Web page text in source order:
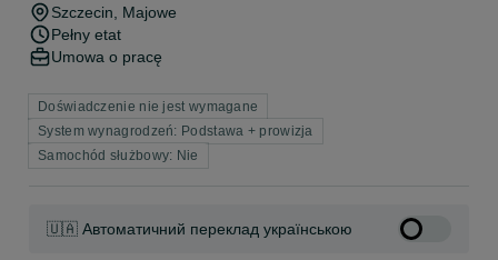
Szczecin , Majowe
Pełny etat
Umowa o pracę
Doświadczenie nie jest wymagane
System wynagrodzeń: Podstawa + prowizja
Samochód służbowy: Nie
🇺🇦 Автоматичний переклад українською